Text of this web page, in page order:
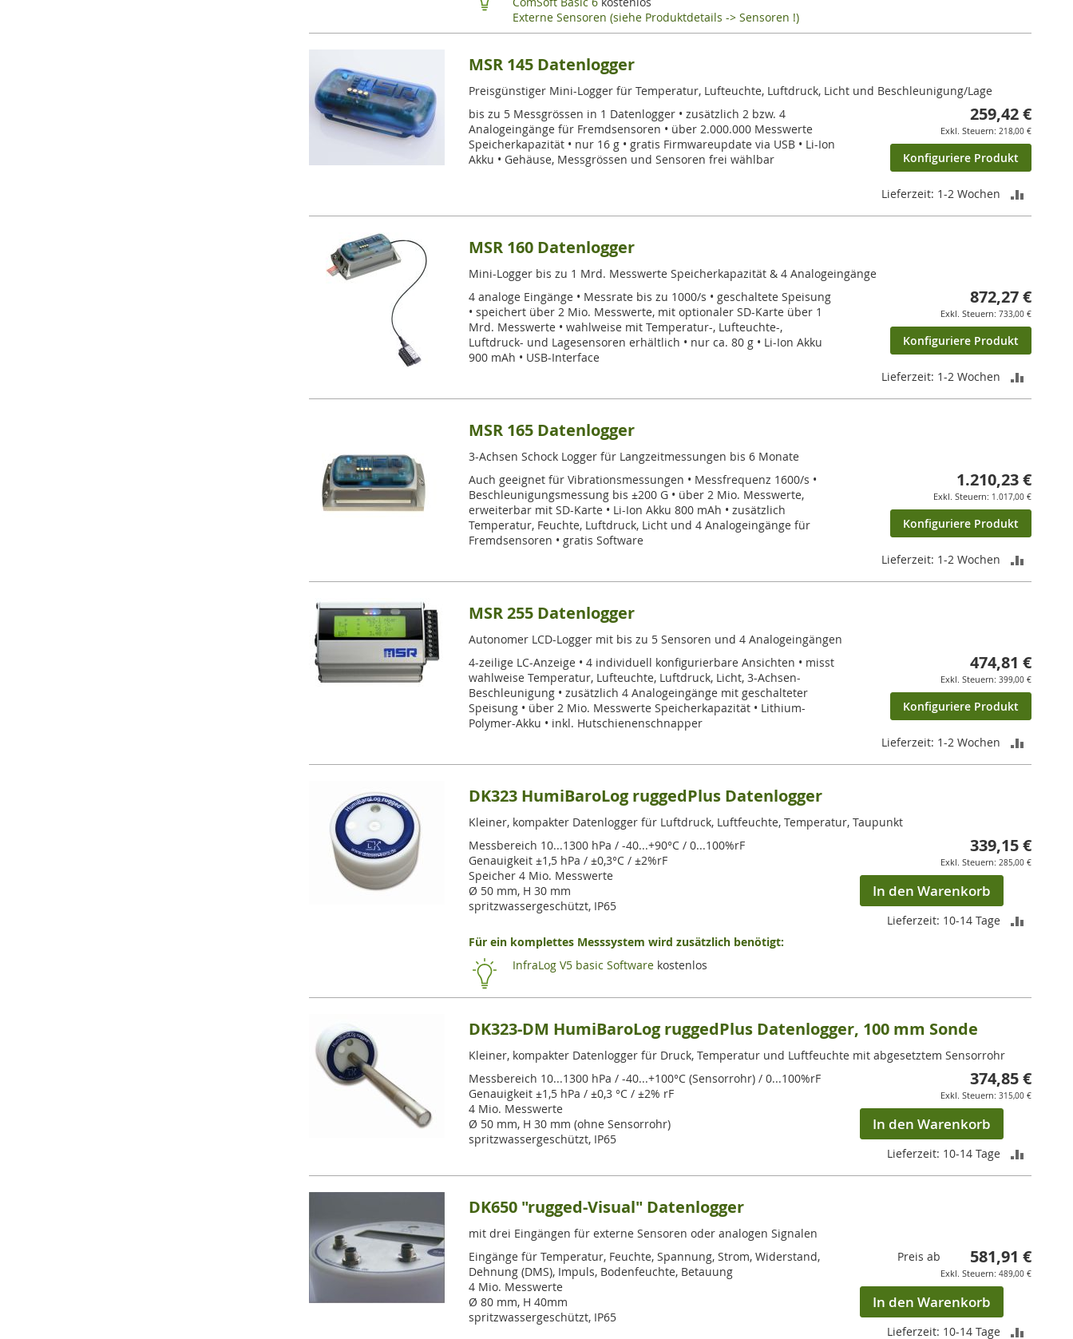
Externe Sensoren (siehe Produktdetails -> Sensoren !)
MSR 145 Datenlogger
Preisgünstiger Mini-Logger für Temperatur, Lufteuchte, Luftdruck, Licht und Beschleunigung/Lage
bis zu 5 Messgrössen in 1 Datenlogger • zusätzlich 2 bzw. 4
Analogeingänge für Fremdsensoren • über 2.000.000 Messwerte
Speicherkapazität • nur 16 g • gratis Firmwareupdate via USB • Li-Ion
Akku • Gehäuse, Messgrössen und Sensoren frei wählbar
259,42 €
218,00 €
Konfiguriere Produkt
Lieferzeit: 1-2 Wochen
MSR 160 Datenlogger
Mini-Logger bis zu 1 Mrd. Messwerte Speicherkapazität & 4 Analogeingänge
4 analoge Eingänge • Messrate bis zu 1000/s • geschaltete Speisung
• speichert über 2 Mio. Messwerte, mit optionaler SD-Karte über 1
Mrd. Messwerte • wahlweise mit Temperatur-, Lufteuchte-,
Luftdruck- und Lagesensoren erhältlich • nur ca. 80 g • Li-Ion Akku
900 mAh • USB-Interface
872,27 €
733,00 €
Konfiguriere Produkt
Lieferzeit: 1-2 Wochen
MSR 165 Datenlogger
3-Achsen Schock Logger für Langzeitmessungen bis 6 Monate
Auch geeignet für Vibrationsmessungen • Messfrequenz 1600/s •
Beschleunigungsmessung bis ±200 G • über 2 Mio. Messwerte,
erweiterbar mit SD-Karte • Li-Ion Akku 800 mAh • zusätzlich
Temperatur, Feuchte, Luftdruck, Licht und 4 Analogeingänge für
Fremdsensoren • gratis Software
1.210,23 €
1.017,00 €
Konfiguriere Produkt
Lieferzeit: 1-2 Wochen
MSR 255 Datenlogger
Autonomer LCD-Logger mit bis zu 5 Sensoren und 4 Analogeingängen
4-zeilige LC-Anzeige • 4 individuell konfigurierbare Ansichten • misst
wahlweise Temperatur, Lufteuchte, Luftdruck, Licht, 3-Achsen-
Beschleunigung • zusätzlich 4 Analogeingänge mit geschalteter
Speisung • über 2 Mio. Messwerte Speicherkapazität • Lithium-
Polymer-Akku • inkl. Hutschienenschnapper
474,81 €
399,00 €
Konfiguriere Produkt
Lieferzeit: 1-2 Wochen
DK323 HumiBaroLog ruggedPlus Datenlogger
Kleiner, kompakter Datenlogger für Luftdruck, Luftfeuchte, Temperatur, Taupunkt
Messbereich 10...1300 hPa / -40...+90°C / 0...100%rF
Genauigkeit ±1,5 hPa / ±0,3°C / ±2%rF
Speicher 4 Mio. Messwerte
Ø 50 mm, H 30 mm
spritzwassergeschützt, IP65
339,15 €
285,00 €
In den Warenkorb
Lieferzeit: 10-14 Tage
Für ein komplettes Messsystem wird zusätzlich benötigt:
InfraLog V5 basic Software kostenlos
DK323-DM HumiBaroLog ruggedPlus Datenlogger, 100 mm Sonde
Kleiner, kompakter Datenlogger für Druck, Temperatur und Luftfeuchte mit abgesetztem Sensorrohr
Messbereich 10...1300 hPa / -40...+100°C (Sensorrohr) / 0...100%rF
Genauigkeit ±1,5 hPa / ±0,3 °C / ±2% rF
4 Mio. Messwerte
Ø 50 mm, H 30 mm (ohne Sensorrohr)
spritzwassergeschützt, IP65
374,85 €
315,00 €
In den Warenkorb
Lieferzeit: 10-14 Tage
DK650 "rugged-Visual" Datenlogger
mit drei Eingängen für externe Sensoren oder analogen Signalen
Eingänge für Temperatur, Feuchte, Spannung, Strom, Widerstand,
Dehnung (DMS), Impuls, Bodenfeuchte, Betauung
4 Mio. Messwerte
Ø 80 mm, H 40mm
spritzwassergeschützt, IP65
581,91 €
489,00 €
Preis ab
In den Warenkorb
Lieferzeit: 10-14 Tage